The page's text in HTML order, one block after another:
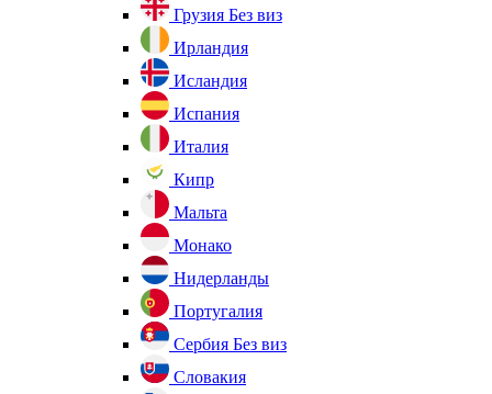
Грузия Без виз
Ирландия
Исландия
Испания
Италия
Кипр
Мальта
Монако
Нидерланды
Португалия
Сербия Без виз
Словакия